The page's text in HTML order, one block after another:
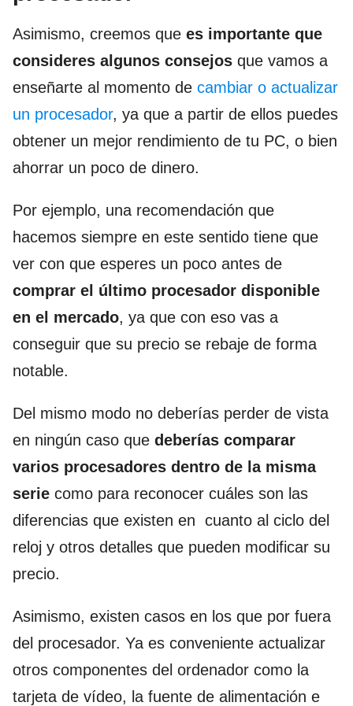
Asimismo, creemos que es importante que
consideres algunos consejos que vamos a
enseñarte al momento de cambiar o actualizar
un procesador, ya que a partir de ellos puedes
obtener un mejor rendimiento de tu PC, o bien
ahorrar un poco de dinero.
Por ejemplo, una recomendación que
hacemos siempre en este sentido tiene que
ver con que esperes un poco antes de
comprar el último procesador disponible
en el mercado, ya que con eso vas a
conseguir que su precio se rebaje de forma
notable.
Del mismo modo no deberías perder de vista
en ningún caso que deberías comparar
varios procesadores dentro de la misma
serie como para reconocer cuáles son las
diferencias que existen en cuanto al ciclo del
reloj y otros detalles que pueden modificar su
precio.
Asimismo, existen casos en los que por fuera
del procesador. Ya es conveniente actualizar
otros componentes del ordenador como la
tarjeta de vídeo, la fuente de alimentación e